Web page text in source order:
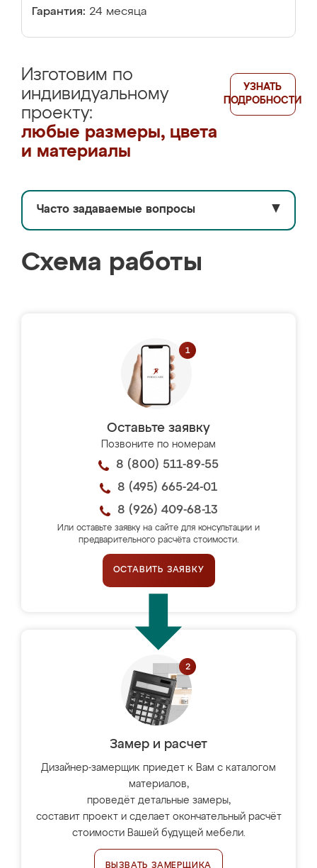
Гарантия: 24 месяца
Изготовим по
индивидуальному
проекту:
любые размеры, цвета
и материалы
УЗНАТЬ
ПОДРОБНОСТИ
Часто задаваемые вопросы ▼
Схема работы
Оставьте заявку
Позвоните по номерам
8 (800) 511-89-55
8 (495) 665-24-01
8 (926) 409-68-13
Или оставьте заявку на сайте для консультации и
предварительного расчёта стоимости.
ОСТАВИТЬ ЗАЯВКУ
Замер и расчет
Дизайнер-замерщик приедет к Вам с каталогом
материалов,
проведёт детальные замеры,
составит проект и сделает окончательный расчёт
стоимости Вашей будущей мебели.
ВЫЗВАТЬ ЗАМЕРЩИКА